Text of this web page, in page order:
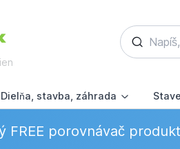
Dielňa, stavba, záhrada
FREE porovnávač